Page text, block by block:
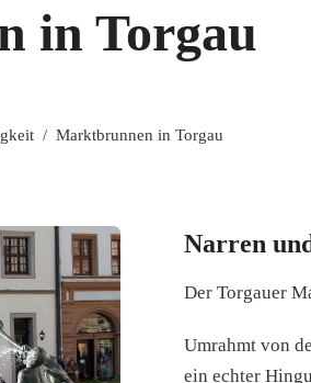
in Torgau
/ Marktbrunnen in Torgau
Narren
Der Torgauer
Umrahmt von
ein echter